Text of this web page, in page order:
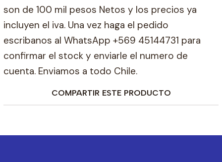
son de 100 mil pesos Netos y los precios ya
incluyen el iva. Una vez haga el pedido
escribanos al WhatsApp +569 45144731 para
confirmar el stock y enviarle el numero de
cuenta. Enviamos a todo Chile.
COMPARTIR ESTE PRODUCTO